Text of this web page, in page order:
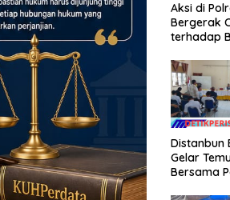
Aksi di
Bergerak
terhadap
Distanbun
Gelar
Bersama